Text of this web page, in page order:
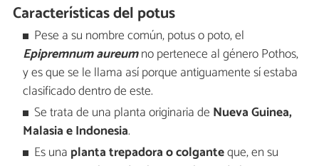
Características del potus
Pese a su nombre común, potus o poto, el
Epipremnum aureumno pertenece al género Pothos,
y es que se le llama así porque antiguamente sí estaba
clasificado dentro de este.
Se trata de una planta originaria de Nueva Guinea,
Malasia e Indonesia.
Es una planta trepadora o colganteque, en su